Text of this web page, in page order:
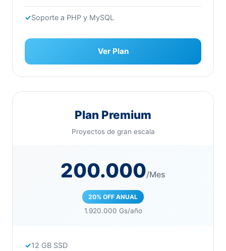
Soporte a PHP y MySQL
Ver Plan
Plan Premium
Proyectos de gran escala
200.000/Mes
20% OFF ANUAL
1.920.000 Gs/año
12 GB SSD